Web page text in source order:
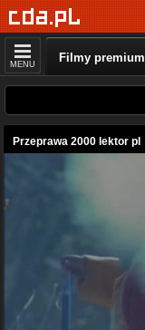
MENU Filmy premium
Przeprawa 2000 lektor pl